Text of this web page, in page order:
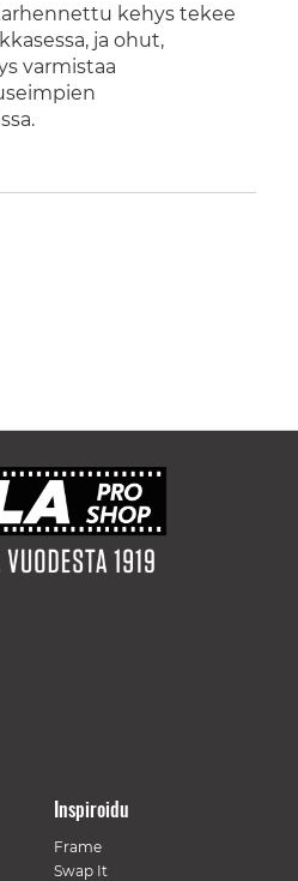
kehys tekee
ja ohut,
varmistaa
Inspiroidu
Frame
Swap It